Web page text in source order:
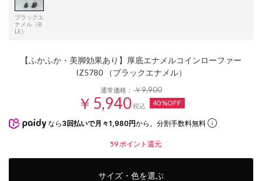
ブラックエ
ナメル（B
LE）
【ふかふか・美脚効果あり】厚底エナメルコインローファー
IZ5780 （ブラックエナメル）
通常価格：￥9,900
￥5,940税込 40%OFF
なら 3回払いで月々1,980円から。分割手数料無料
59ポイント還元
サイズ・色を選ぶ